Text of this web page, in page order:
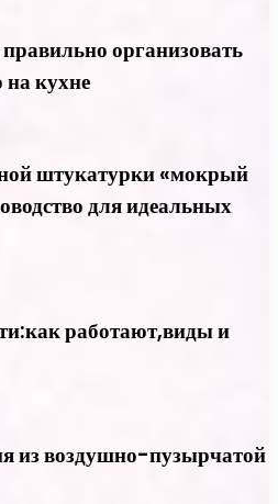
организовать
на кухне
штукатурки «мокрый
для идеальных
работают,виды и
из воздушно-пузырчатой